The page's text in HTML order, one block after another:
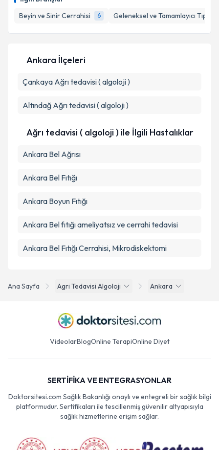
Beyin ve Sinir Cerrahisi
6 Geleneksel ve Tamamlayıcı Tıp
takvim hazırlandığında e-posta ile bilgilendireceğiz.
Metni'ni okudum ve kişisel verilerimin belirtilen
Ana Sayfa Agri Tedavisi Algoloji Ankara
Ankara İlçeleri
Çankaya Ağrı tedavisi ( algoloji )
Altındağ Ağrı tedavisi ( algoloji )
Ağrı tedavisi ( algoloji ) ile İlgili Hastalıklar
Ankara Bel Ağrısı
Ankara Bel Fıtığı
Ankara Boyun Fıtığı
Ankara Bel fıtığı ameliyatsız ve cerrahi tedavisi
Ankara Bel Fıtığı Cerrahisi, Mikrodiskektomi
VideolarBlogOnline TerapiOnline Diyet
SERTİFİKA VE ENTEGRASYONLAR
Doktorsitesi.com Sağlık Bakanlığı onaylı ve entegreli bir sağlık bilgi
platformudur. Sertifikaları ile tescillenmiş güvenilir altyapısıyla
sağlık hizmetlerine erişim sağlar.